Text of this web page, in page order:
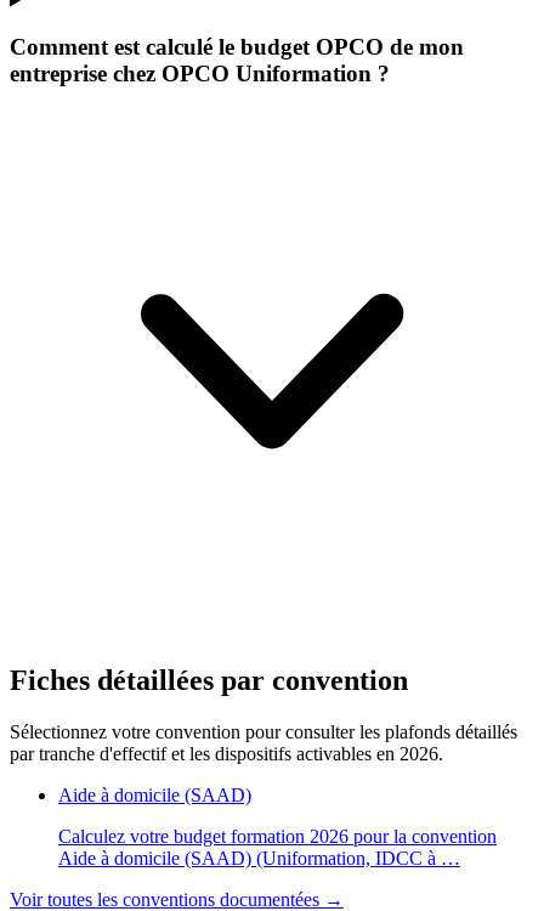
Comment est calculé le budget OPCO de mon
entreprise chez OPCO Uniformation ?
Fiches détaillées par convention
Sélectionnez votre convention pour consulter les plafonds détaillés
par tranche d'effectif et les dispositifs activables en 2026.
Aide à domicile (SAAD)
Calculez votre budget formation 2026 pour la convention
Aide à domicile (SAAD) (Uniformation, IDCC à …
Voir toutes les conventions documentées →